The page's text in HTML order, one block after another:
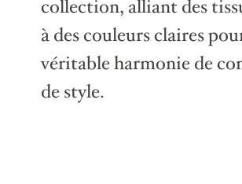
collection, alliant des
à des couleurs claires
véritable harmonie de
de style.